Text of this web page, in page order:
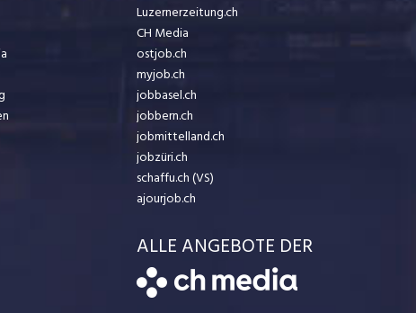
Luzernerzeitung.ch
CH Media
ostjob.ch
myjob.ch
jobbasel.ch
jobbern.ch
jobmittelland.ch
jobzüri.ch
schaffu.ch (VS)
ajourjob.ch
ALLE ANGEBOTE DER